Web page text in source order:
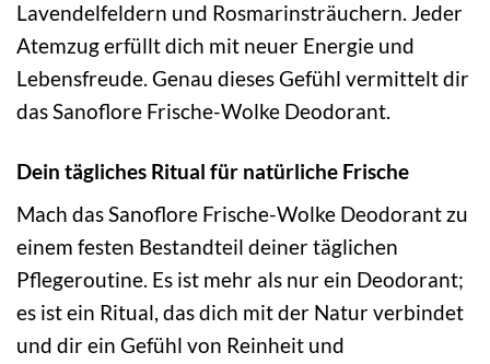
Lavendelfeldern und Rosmarinsträuchern. Jeder
Atemzug erfüllt dich mit neuer Energie und
Lebensfreude. Genau dieses Gefühl vermittelt dir
das Sanoflore Frische-Wolke Deodorant.
Dein tägliches Ritual für natürliche Frische
Mach das Sanoflore Frische-Wolke Deodorant zu
einem festen Bestandteil deiner täglichen
Pflegeroutine. Es ist mehr als nur ein Deodorant;
es ist ein Ritual, das dich mit der Natur verbindet
und dir ein Gefühl von Reinheit und